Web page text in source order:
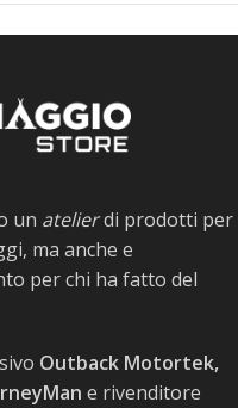
un atelierdi prodotti per
ma anche e
per chi ha fatto del
Outback Motortek,
e rivenditore